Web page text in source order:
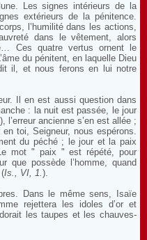
Les signes intérieurs de la
extérieurs de la pénitence.
l’humilité dans les actions,
dans le vêtement, alors
Ces quatre vertus ornent le
du pénitent, en laquelle Dieu
il, et nous ferons en lui notre
Il en est aussi question dans
: la nuit est passée, le jour
ancienne s’en est allée ;
toi, Seigneur, nous espérons.
du péché ; le jour et la paix
mot " paix " est répété, pour
que possède l’homme, quand
Is., VI, 1.).
Dans le même sens, Isaïe
rejettera les idoles d’or et
les taupes et les chauves-